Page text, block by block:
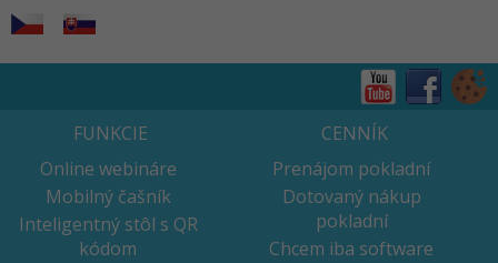
FUNKCIE
Online webináre
Mobilný čašník
Inteligentný stôl s QR
kódom
CENNÍK
Prenájom pokladní
Dotovaný nákup
pokladní
Chcem iba software